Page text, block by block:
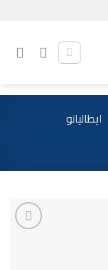
ايطاليانو